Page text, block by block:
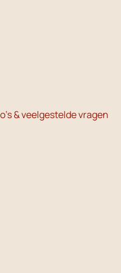
& veelgestelde vragen